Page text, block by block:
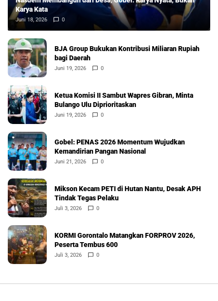
Karya Kata
Juni 18, 2026 0
BJA Group Bukukan Kontribusi Miliaran Rupiah
bagi Daerah
Juni 19, 2026 0
Ketua Komisi II Sambut Wapres Gibran, Minta
Bulango Ulu Diprioritaskan
Juni 19, 2026 0
Gobel: PENAS 2026 Momentum Wujudkan
Kemandirian Pangan Nasional
Juni 21, 2026 0
Mikson Kecam PETI di Hutan Nantu, Desak APH
Tindak Tegas Pelaku
Juli 3, 2026 0
KORMI Gorontalo Matangkan FORPROV 2026,
Peserta Tembus 600
Juli 3, 2026 0